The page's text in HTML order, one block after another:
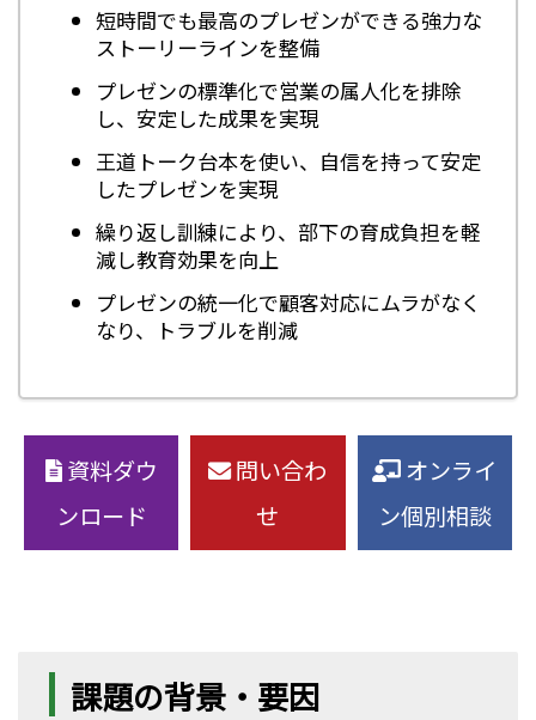
短時間でも最高のプレゼンができる強力な
ストーリーラインを整備
プレゼンの標準化で営業の属人化を排除
し、安定した成果を実現
王道トーク台本を使い、自信を持って安定
したプレゼンを実現
繰り返し訓練により、部下の育成負担を軽
減し教育効果を向上
プレゼンの統一化で顧客対応にムラがなく
なり、トラブルを削減
資料ダウ
ンロード
問い合わ
せ
オンライ
ン個別相談
課題の背景・要因